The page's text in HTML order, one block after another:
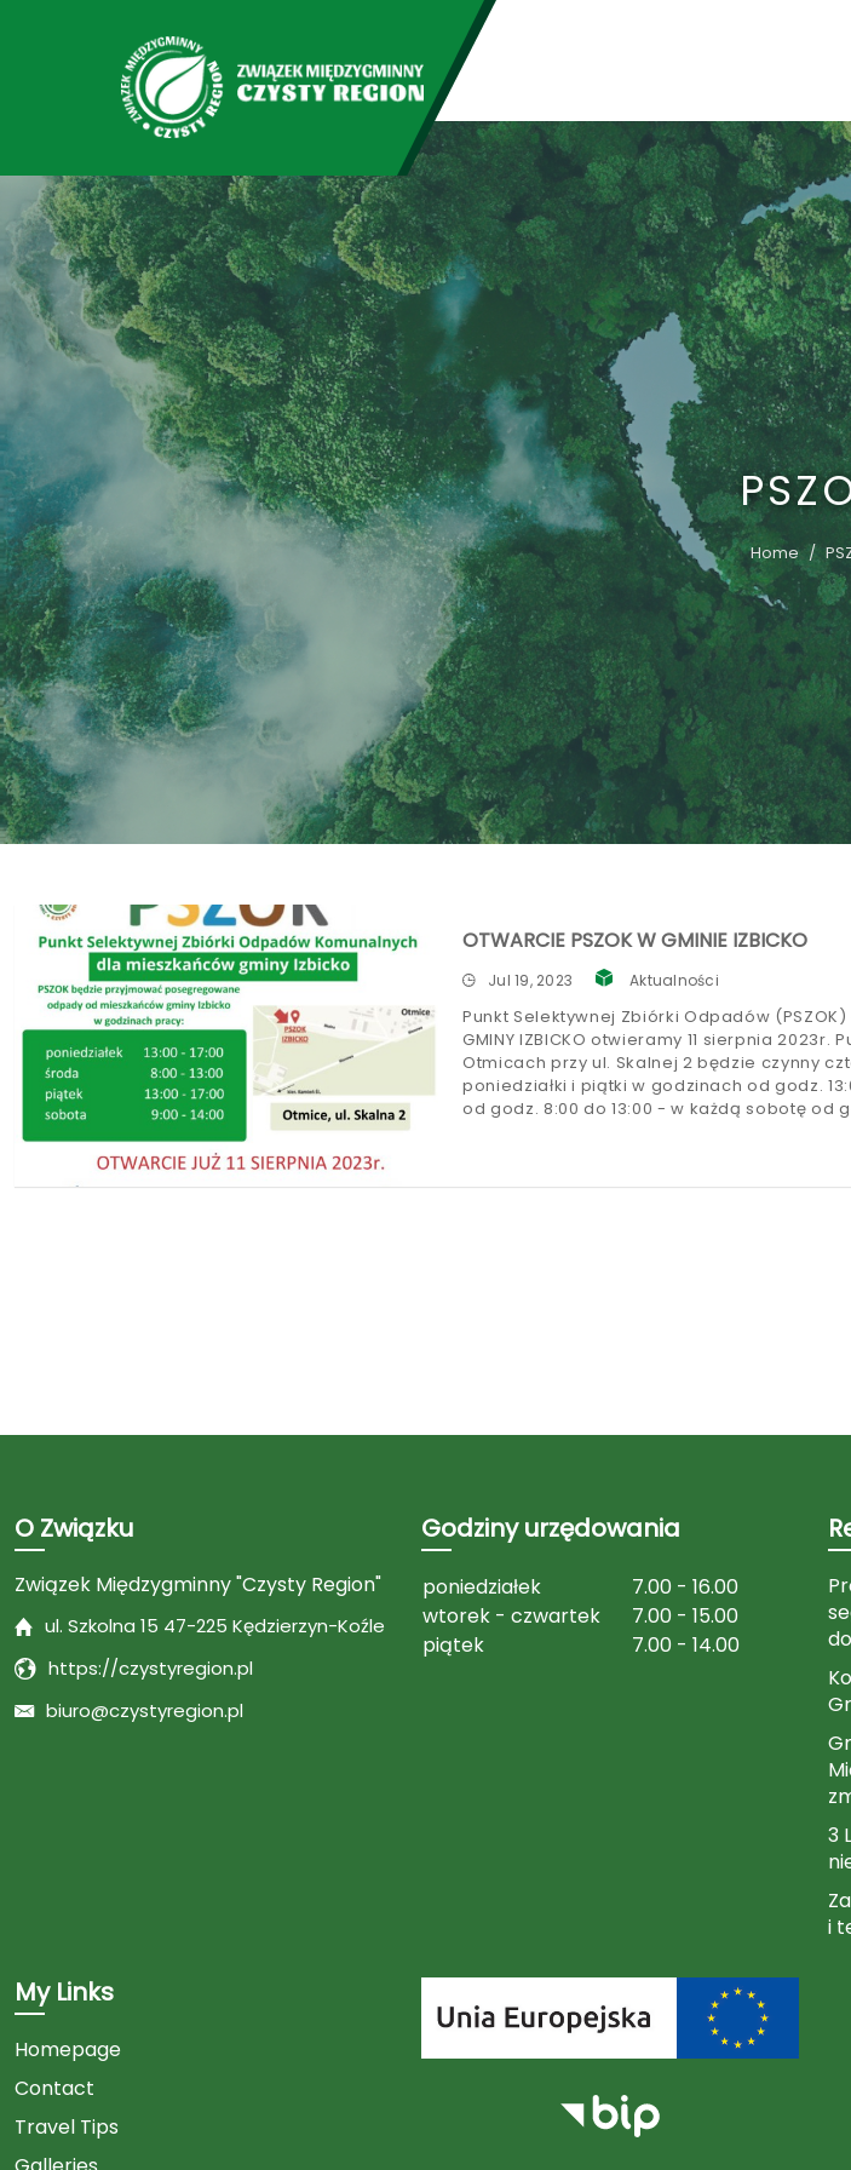
Home
OTWARCIE PSZOK W GMINIE IZBICKO
Jul 19, 2023 Aktualności
Punkt Selektywnej Zbiórki Odpadów
GMINY IZBICKO otwieramy 11 sierpnia 2023r.
Otmicach przy ul. Skalnej 2 będzie czynny
poniedziałki i piątki w godzinach od godz.
od godz. 8:00 do 13:00 - w każdą sobotę od
O Związku
Związek Międzygminny "Czysty Region"
ul. Szkolna 15 47-225 Kędzierzyn-Koźle
https://czystyregion.pl
biuro@czystyregion.pl
Godziny urzędowania
poniedziałek
7.00 - 16.00
wtorek - czwartek
7.00 - 15.00
piątek
7.00 - 14.00
3
i
My Links
Homepage
Contact
Travel Tips